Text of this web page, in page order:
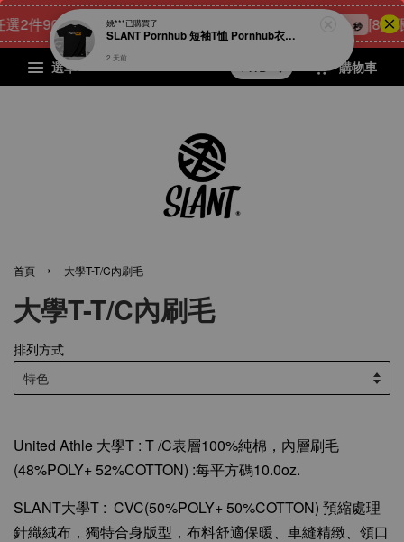
2件900元 點我 立即購 秒 [8月限
選單 購物車
首頁 › 大學T-T/C內刷毛
大學T-T/C內刷毛
排列方式
United Athle 大學T : T/C表層100%純棉，內層刷毛
(48%POLY+ 52%COTTON) :每平方碼10.0oz.
SLANT大學T : CVC(50%POLY+ 50%COTTON) 預縮處理
針織絨布，獨特合身版型，布料舒適保暖、車縫精緻、領口
姚***已購買了
SLANT Pornhub 短袖T恤 Pornhub衣服 宅男專屬T恤 成人T恤 男人的T恤 很78的T恤 男人幫 限量出品
2 天前